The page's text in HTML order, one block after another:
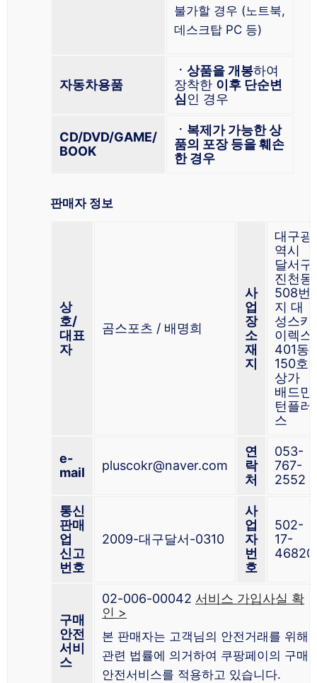
불가할 경우 (노트북,
데스크탑 PC 등)
자동차용품
ㆍ상품을 개봉하여
장착한 이후 단순변
심인 경우
CD/DVD/GAME/
BOOK
ㆍ복제가 가능한 상
품의 포장 등을 훼손
한 경우
판매자 정보
상
호/
대표
자
곰스포츠 / 배명희
사
업
장
소
재
지
대구광
역시
달서구
진천동
508번
지 대
성스카
이렉스
401동
150호
상가
배드민
턴플러
스
e-
mail
pluscokr@naver.com
연
락
처
053-
767-
2552
통신
판매
업
신고
번호
2009-대구달서-0310
사
업
자
번
호
502-
17-
46820
구매
안전
서비
스
02-006-00042 서비스 가입사실 확
인 >
본 판매자는 고객님의 안전거래를 위해
관련 법률에 의거하여 쿠팡페이의 구매
안전서비스를 적용하고 있습니다.